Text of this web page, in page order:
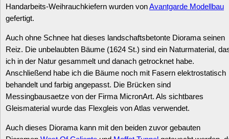
Handarbeits-Weihrauchkiefern wurden vonAvantgarde Modellbau
gefertigt.
Auch ohne Schnee hat dieses landschaftsbetonte Diorama seinen
Reiz. Die unbelaubten Bäume (1624 St.) sind ein Naturmaterial,
ich in der Natur gesammelt und danach getrocknet habe.
Anschließend habe ich die Bäume noch mit Fasern elektrostatisch
behandelt und farbig angepasst. Die Brücken sind
Messingbausaetze von der Firma MicronArt. Als sichtbares
Gleismaterial wurde das Flexgleis von Atlas verwendet.
Auch dieses Diorama kann mit den beiden zuvor gebauten